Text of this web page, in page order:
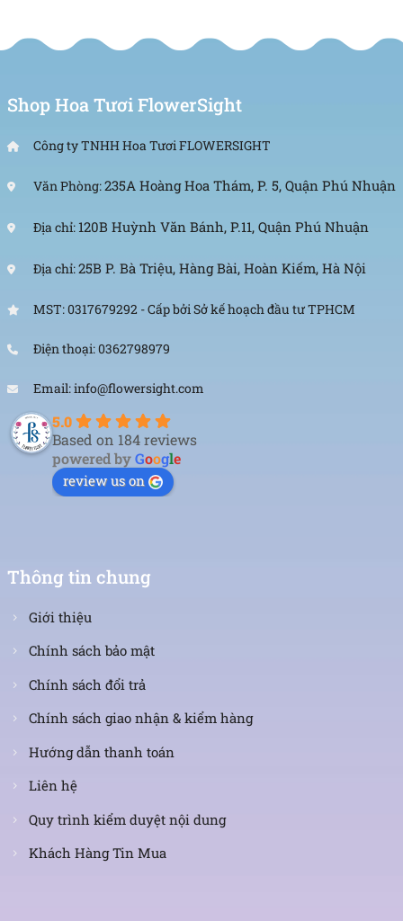
Shop Hoa Tươi FlowerSight
Công ty TNHH Hoa Tươi FLOWERSIGHT
Văn Phòng:235A Hoàng Hoa Thám, P. 5, Quận Phú Nhuận
Địa chỉ: 120B Huỳnh Văn Bánh, P.11, Quận Phú Nhuận
Địa chỉ:25B P. Bà Triệu, Hàng Bài, Hoàn Kiếm, Hà Nội
MST: 0317679292 - Cấp bởi Sở kế hoạch đầu tư TPHCM
Điện thoại: 0362798979
Email: info@flowersight.com
5.0
Based on 184 reviews
powered byGoogle
review us on
Thông tin chung
Giới thiệu
Chính sách bảo mật
Chính sách đổi trả
Chính sách giao nhận & kiểm hàng
Hướng dẫn thanh toán
Liên hệ
Quy trình kiểm duyệt nội dung
Khách Hàng Tin Mua